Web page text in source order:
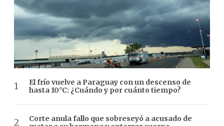
El frío vuelve a Paraguay con un descenso de
hasta 10°C: ¿Cuándo y por cuánto tiempo?
Corte anula fallo que sobreseyó a acusado de